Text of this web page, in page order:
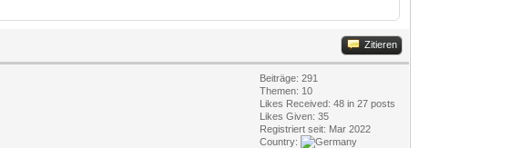
Zitieren
Beiträge: 291
Themen: 10
Likes Received:48 in 27 posts
Likes Given: 35
Registriert seit: Mar 2022
Country: